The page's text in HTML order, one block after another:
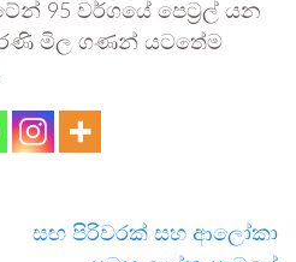
95 වර්ගයේ පෙට්‍රල් යන
මිල ගණන් යටතේම
සඟ පිරිවරක් සහ ආලෝකා